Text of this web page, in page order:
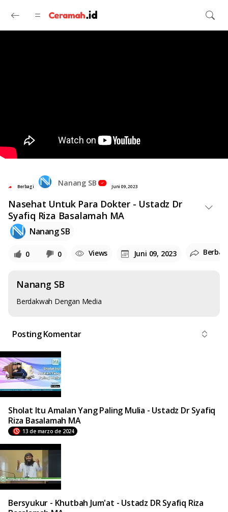
Langsung ke konten utama
Berbagi Nanang SB Juni 09, 2023
Nasehat Untuk Para Dokter - Ustadz Dr
Syafiq Riza Basalamah MA
Nanang SB
0 0 Views Juni 09, 2023
Nanang SB
Berdakwah Dengan Media
Posting Komentar
Sholat Itu Amalan Yang Paling Mulia - Ustadz Dr Syafiq
Riza Basalamah MA
13 de marzo de 2024
Bersyukur - Khutbah Jum'at - Ustadz DR Syafiq Riza